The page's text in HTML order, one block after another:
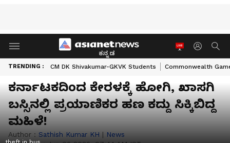
ಕನ್ನಡ
TRENDING : CM DK Shivakumar-GKVK Students Commonwealth
ಕರ್ನಾಟಕದಿಂದ ಕೇರಳಕ್ಕೆ ಹೋಗಿ, ಖಾಸಗಿ
ಬಸ್ಸಿನಲ್ಲಿ ಪ್ರಯಾಣಿಕರ ಹಣ ಕದ್ದು ಸಿಕ್ಕಿಬಿದ್ದ
ಮಹಿಳೆ!
Author : Sathish Kumar KH | News